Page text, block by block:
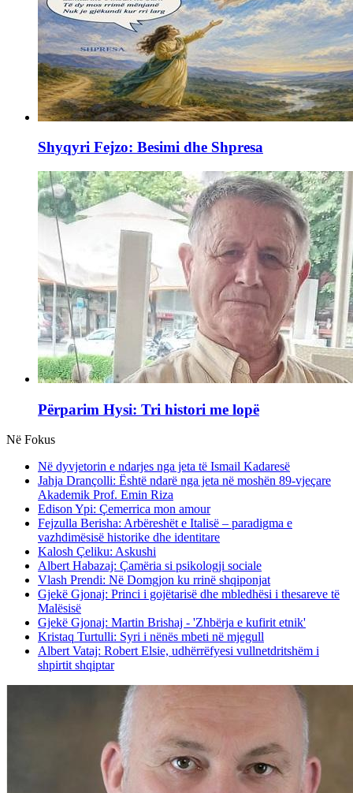
Shyqyri Fejzo: Besimi dhe Shpresa
Përparim Hysi: Tri histori me lopë
Në Fokus
Në dyvjetorin e ndarjes nga jeta të Ismail Kadaresë
Jahja Drançolli: Është ndarë nga jeta në moshën 89-vjeçare
Akademik Prof. Emin Riza
Edison Ypi: Çemerrica mon amour
Fejzulla Berisha: Arbëreshët e Italisë – paradigma e
vazhdimësisë historike dhe identitare
Kalosh Çeliku: Askushi
Albert Habazaj: Çamëria si psikologji sociale
Vlash Prendi: Në Domgjon ku rrinë shqiponjat
Gjekë Gjonaj: Princi i gojëtarisë dhe mbledhësi i thesareve të
Malësisë
Gjekë Gjonaj: Martin Brishaj - 'Zhbërja e kufirit etnik'
Kristaq Turtulli: Syri i nënës mbeti në mjegull
Albert Vataj: Robert Elsie, udhërrëfyesi vullnetdritshëm i
shpirtit shqiptar